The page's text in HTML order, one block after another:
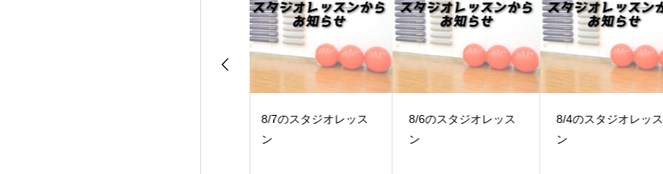
8/6のスタジオレッス
ン
8/4のスタジオレッス
ン
8/3のスタジオレッス
ン